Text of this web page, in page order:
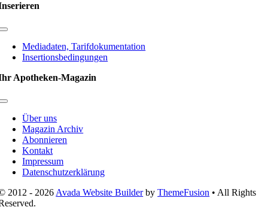
Toggle
NavigationMediadaten, Tarifdokumentation
Insertionsbedingungen
Apotheken-Magazin
Toggle
NavigationÜber uns
Magazin Archiv
Abonnieren
Kontakt
Impressum
Datenschutzerklärung
2012 - 2026 Avada Website BuilderbyThemeFusion • All Rights